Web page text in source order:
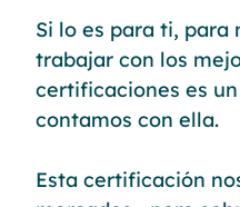
Si lo es para ti, para
trabajar con los
certificaciones es
contamos con ella.
Esta certificación